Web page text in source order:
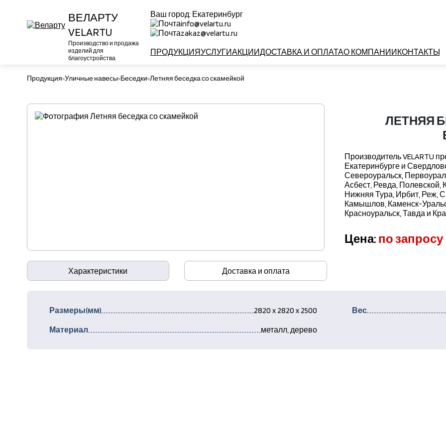
ВЕЛАРТУ
VELARTU
Производство и продажа
изделий для
благоустройства
Ваш город: Екатеринбург
info@velartu.ru
zakaz@velartu.ru
ПРОДУКЦИЯУСЛУГИАКЦИИДОСТАВКА И ОПЛАТАО КОМПАНИИКОНТАКТЫ
Продукция Уличные навесы Беседки Летняя беседка со скамейкой
ЛЕТНЯЯ
Производитель VELARTU
Екатеринбурге и
Североуральск,
Асбест, Ревда, Полевской,
Нижняя Тура, Ирбит, Реж,
Камышлов, Каменск-
Красноуральск, Тавда и
Цена: по запросу
Характеристики Доставка и оплата
Размеры(мм) 2820 x 2820 x 2500 Вес
Материал металл, дерево